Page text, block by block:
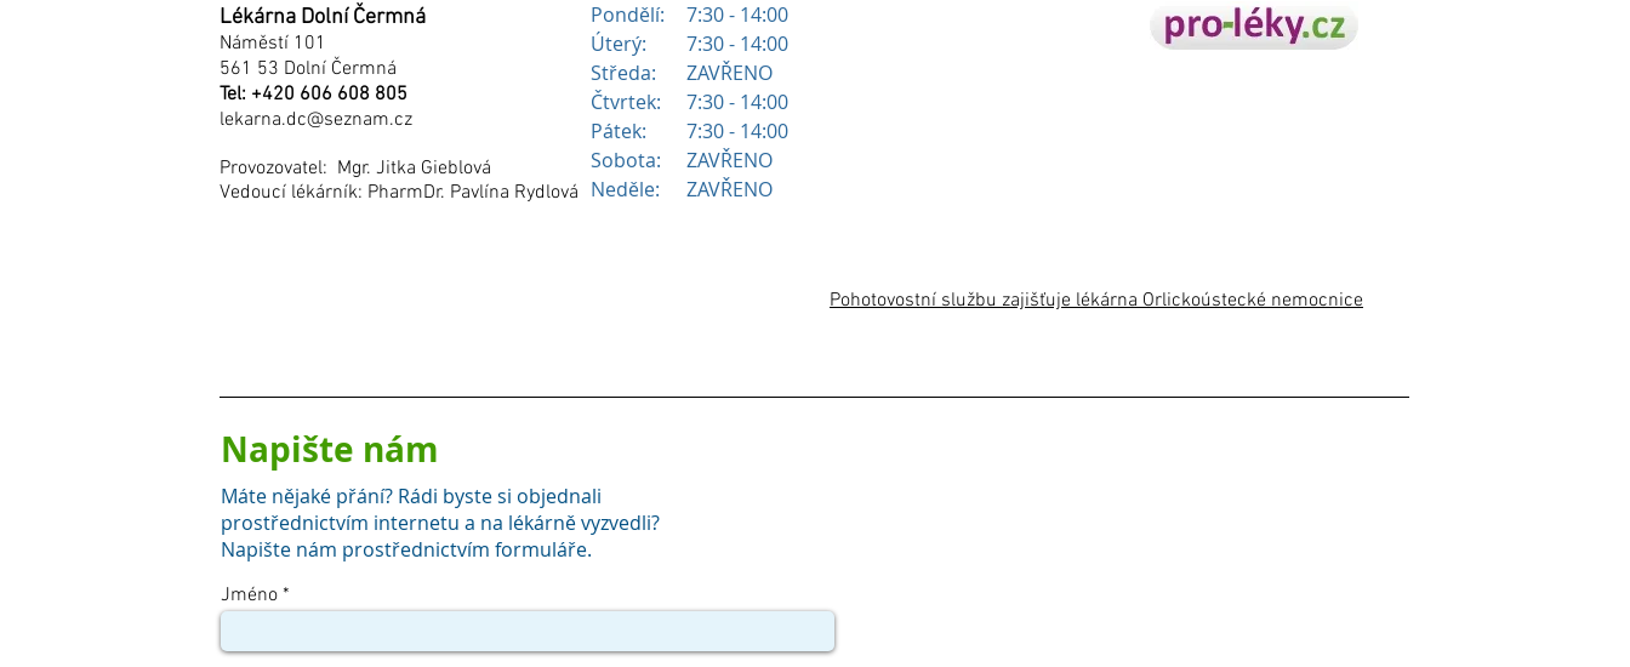
Lékárna Dolní Čermná
Náměstí 101
561 53 Dolní Čermná
Tel: +420 606 608 805
lekarna.dc@seznam.cz
Provozovatel: Mgr. Jitka Gieblová
Vedoucí lékárník: PharmDr. Pavlína Rydlová
Pondělí:
Úterý:
Středa:
Čtvrtek:
Pátek:
Sobota:
Neděle:
7:30 - 14:00
7:30 - 14:00
ZAVŘENO
7:30 - 14:00
7:30 - 14:00
ZAVŘENO
ZAVŘENO
Pohotovostní službu zajišťuje lékárna Orlickoústecké nemocnice
Napište nám
Máte nějaké přání? Rádi byste si objednali
prostřednictvím internetu a na lékárně vyzvedli?
Napište nám prostřednictvím formuláře.
Jméno